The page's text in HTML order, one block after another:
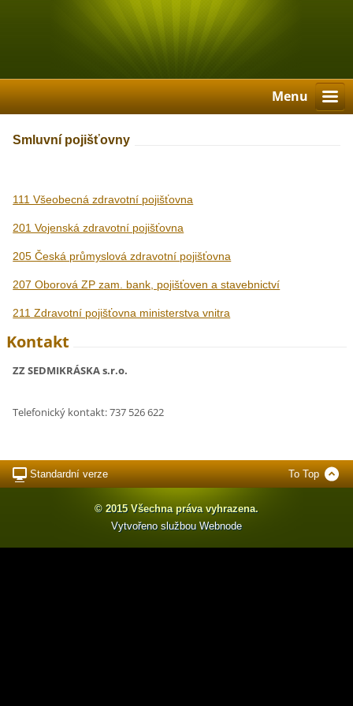
Menu
Smluvní pojišťovny
111 Všeobecná zdravotní pojišťovna
201 Vojenská zdravotní pojišťovna
205 Česká průmyslová zdravotní pojišťovna
207 Oborová ZP zam. bank, pojišťoven a stavebnictví
211 Zdravotní pojišťovna ministerstva vnitra
Kontakt
ZZ SEDMIKRÁSKA s.r.o.
Telefonický kontakt: 737 526 622
Standardní verze To Top
© 2015 Všechna práva vyhrazena.
Vytvořeno službou Webnode